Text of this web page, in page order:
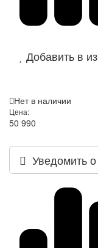
Добавить в
Нет в наличии
Цена:
50 990
Уведомить